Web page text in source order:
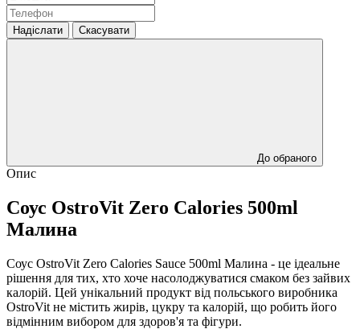
Надіслати Скасувати
До обраного
Опис
Соус OstroVit Zero Calories 500ml
Малина
Соус OstroVit Zero Calories Sauce 500ml Малина - це ідеальне
рішення для тих, хто хоче насолоджуватися смаком без зайвих
калорій. Цей унікальний продукт від польського виробника
OstroVit не містить жирів, цукру та калорій, що робить його
відмінним вибором для здоров'я та фігури.